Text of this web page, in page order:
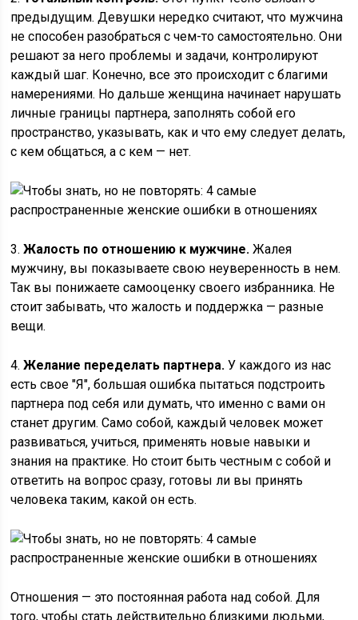
предыдущим. Девушки нередко считают, что мужчина
не способен разобраться с чем-то самостоятельно. Они
решают за него проблемы и задачи, контролируют
каждый шаг. Конечно, все это происходит с благими
намерениями. Но дальше женщина начинает нарушать
личные границы партнера, заполнять собой его
пространство, указывать, как и что ему следует делать,
с кем общаться, а с кем — нет.
3. Жалость по отношению к мужчине. Жалея
мужчину, вы показываете свою неуверенность в нем.
Так вы понижаете самооценку своего избранника. Не
стоит забывать, что жалость и поддержка — разные
вещи.
4. Желание переделать партнера. У каждого из нас
есть свое "Я", большая ошибка пытаться подстроить
партнера под себя или думать, что именно с вами он
станет другим. Само собой, каждый человек может
развиваться, учиться, применять новые навыки и
знания на практике. Но стоит быть честным с собой и
ответить на вопрос сразу, готовы ли вы принять
человека таким, какой он есть.
Отношения — это постоянная работа над собой. Для
того, чтобы стать действительно близкими людьми,